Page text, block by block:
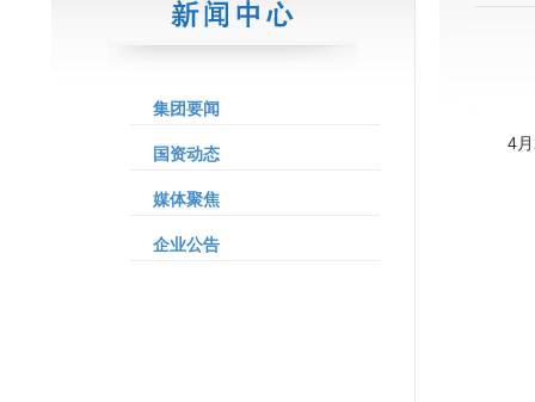
集团要闻
国资动态
媒体聚焦
企业公告
4